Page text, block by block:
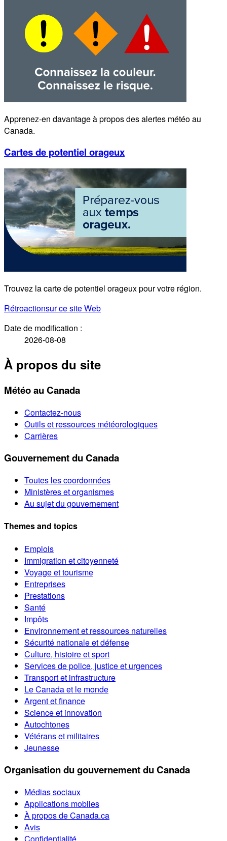
Apprenez-en davantage à propos des alertes météo au
Canada.
Cartes de potentiel orageux
Trouvez la carte de potentiel orageux pour votre région.
Rétroactionsur ce site Web
Date de modification :
2026-08-08
À propos du site
Météo au Canada
Contactez-nous
Outils et ressources météorologiques
Carrières
Gouvernement du Canada
Toutes les coordonnées
Ministères et organismes
Au sujet du gouvernement
Themes and topics
Emplois
Immigration et citoyenneté
Voyage et tourisme
Entreprises
Prestations
Santé
Impôts
Environnement et ressources naturelles
Sécurité nationale et défense
Culture, histoire et sport
Services de police, justice et urgences
Transport et infrastructure
Le Canada et le monde
Argent et finance
Science et innovation
Autochtones
Vétérans et militaires
Jeunesse
Organisation du gouvernement du Canada
Médias sociaux
Applications mobiles
À propos de Canada.ca
Avis